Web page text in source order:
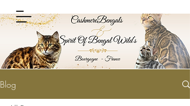
Blog